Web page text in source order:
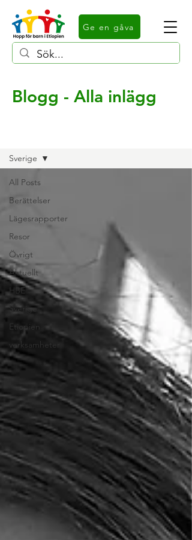
Ge en gåva
Blogg - Alla inlägg
All Posts
Berättelser
Lägesrapporter
Resor
Övrigt
Aktuellt
HBE
Sverige
Etiopien
verksamheter
Sverige